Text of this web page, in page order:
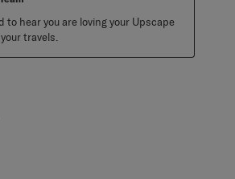
to hear you are loving your Upscape
travels.